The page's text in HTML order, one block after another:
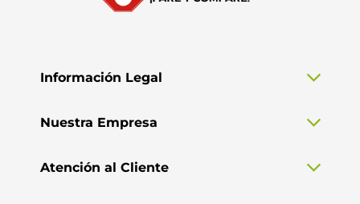
Información Legal
Nuestra Empresa
Atención al Cliente